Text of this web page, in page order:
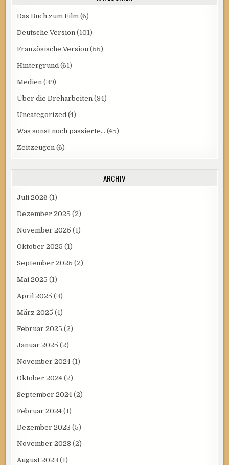
Das Buch zum Film (6)
Deutsche Version (101)
Französische Version (55)
Hintergrund (61)
Medien (39)
Über die Dreharbeiten (34)
Uncategorized (4)
Was sonst noch passierte… (45)
Zeitzeugen (6)
ARCHIV
Juli 2026 (1)
Dezember 2025 (2)
November 2025 (1)
Oktober 2025 (1)
September 2025 (2)
Mai 2025 (1)
April 2025 (3)
März 2025 (4)
Februar 2025 (2)
Januar 2025 (2)
November 2024 (1)
Oktober 2024 (2)
September 2024 (2)
Februar 2024 (1)
Dezember 2023 (5)
November 2023 (2)
August 2023 (1)